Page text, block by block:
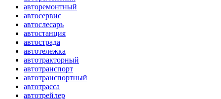
авторемонтный
автосервис
автослесарь
автостанция
автострада
автотележка
автотракторный
автотранспорт
автотранспортный
автотрасса
автотрейлер